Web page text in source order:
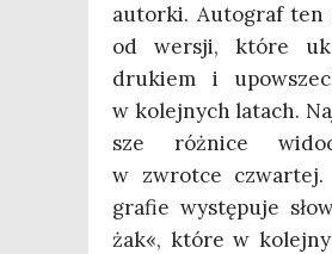
autor­ki. Auto­graf ten
od wer­sji, któ­re
dru­kiem i
w kolej­nych latach.
sze róż­ni­ce
w zwrot­ce
gra­fie wystę­pu­je
żak«, któ­re w